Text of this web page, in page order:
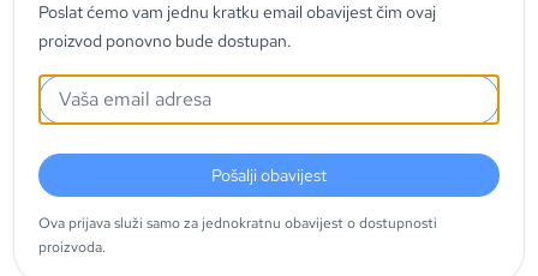
Poslat ćemo vam jednu kratku email obavijest čim ovaj
proizvod ponovno bude dostupan.
Pošalji obavijest
Ova prijava služi samo za jednokratnu obavijest o dostupnosti
proizvoda.